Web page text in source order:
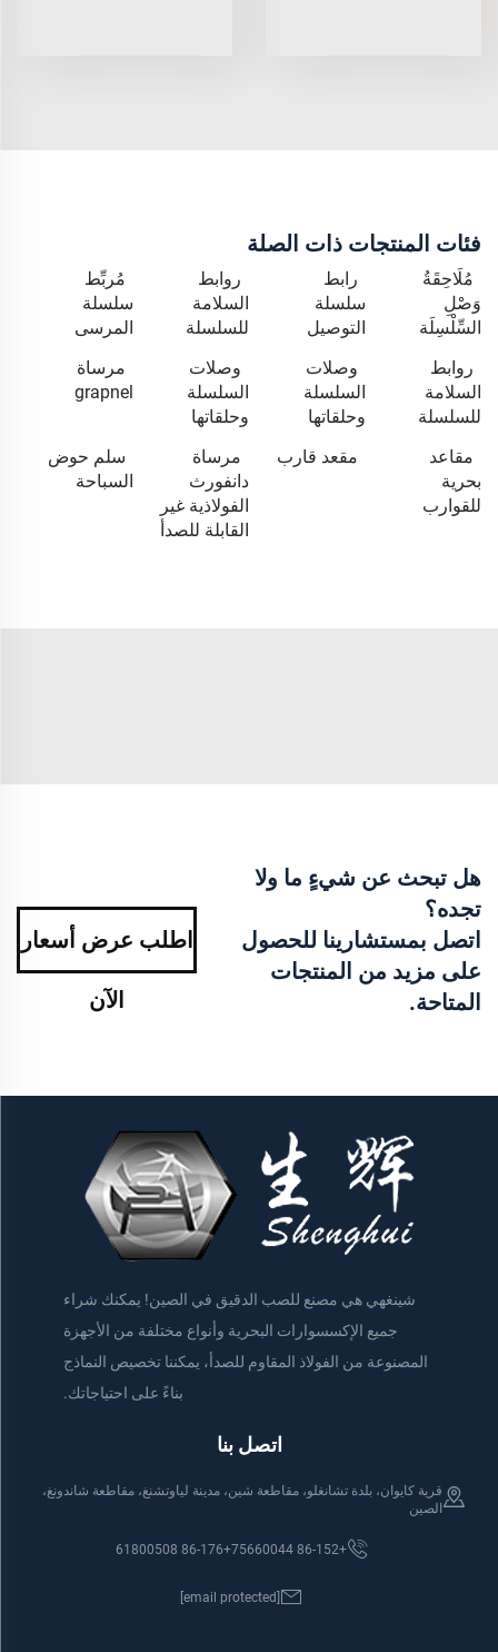
فئات المنتجات ذات الصلة
مُلَاحِقَةُ
وَصْلِ
السِّلْسِلَة
رابط
سلسلة
التوصيل
روابط
السلامة
للسلسلة
مُربِّط
سلسلة
المرسى
روابط
السلامة
للسلسلة
وصلات
السلسلة
وحلقاتها
وصلات
السلسلة
وحلقاتها
مرساة
grapnel
مقاعد
بحرية
للقوارب
مقعد قارب
مرساة
دانفورث
الفولاذية غير
القابلة للصدأ
سلم حوض
السباحة
هل تبحث عن شيءٍ ما ولا
تجده؟
اتصل بمستشارينا للحصول
على مزيد من المنتجات
المتاحة.
اطلب عرض أسعار
الآن
شينغهي هي مصنع للصب الدقيق في الصين! يمكنك شراء
جميع الإكسسوارات البحرية وأنواع مختلفة من الأجهزة
المصنوعة من الفولاذ المقاوم للصدأ، يمكننا تخصيص النماذج
بناءً على احتياجاتك.
اتصل بنا
قرية كايوان، بلدة تشانغلو، مقاطعة شين، مدينة لياوتشنغ، مقاطعة شاندونغ،
الصين
+86-152 75660044
+86-176 61800508